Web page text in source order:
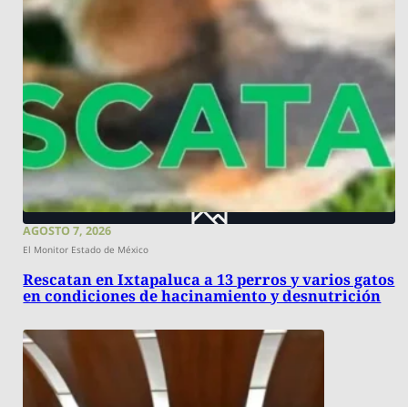
AGOSTO 7, 2026
El Monitor Estado de México
Rescatan en Ixtapaluca a 13 perros y varios gatos
en condiciones de hacinamiento y desnutrición